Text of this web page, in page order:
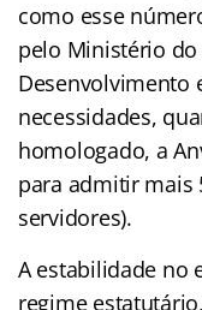
como esse
pelo Ministério
Desenvolvimento
necessidades,
homologado, a
para admitir mais
servidores).
A estabilidade no
regime